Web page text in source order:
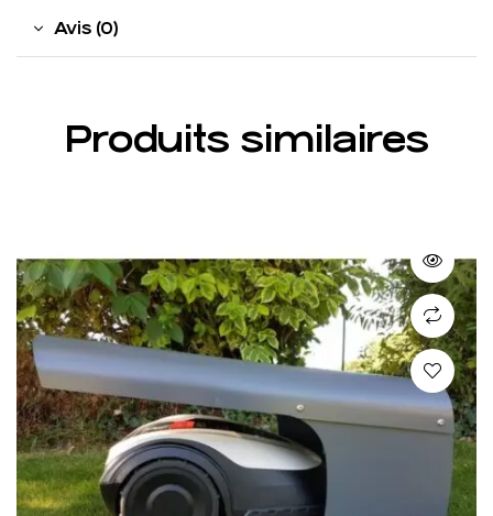
Avis (0)
Produits similaires